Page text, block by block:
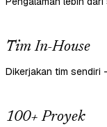
Tim In-House
Dikerjakan tim sendiri
100+ Proyek